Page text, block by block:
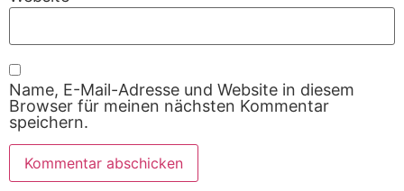
Name, E-Mail-Adresse und Website in diesem
Browser für meinen nächsten Kommentar
speichern.